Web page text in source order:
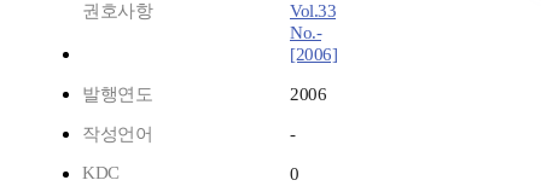
권호사항
Vol.33
No.-
[2006]
발행연도 2006
작성언어
-
KDC
0